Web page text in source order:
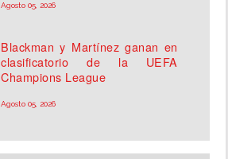
Agosto 05, 2026
Blackman y Martínez ganan en
clasificatorio de la UEFA
Champions League
Agosto 05, 2026